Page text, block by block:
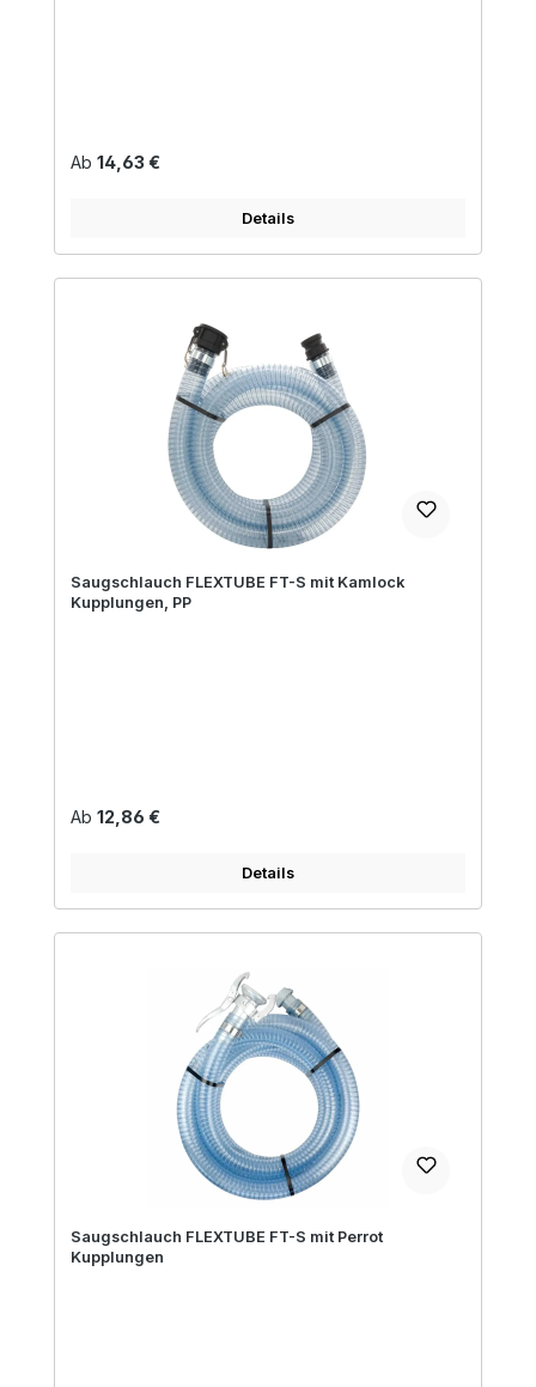
Regulärer Preis:
Ab 14,63 €
Details
Saugschlauch FLEXTUBE FT-S mit Kamlock
Kupplungen, PP
Regulärer Preis:
Ab 12,86 €
Details
Saugschlauch FLEXTUBE FT-S mit Perrot
Kupplungen